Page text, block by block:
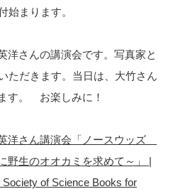
始まります。
洋さんの講演会です。写真家と
ただきます。当日は、大竹さん
す。 お楽しみに！
洋さん講演会「ノースウッズ
野生のオオカミを求めて～」 |
of Science Books for